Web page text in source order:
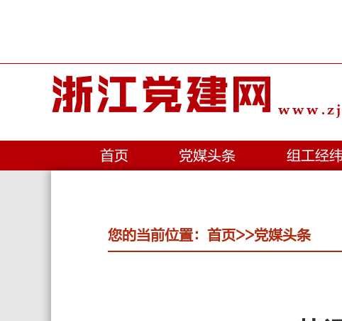
浙江党建网
首页 党媒头条 组工经纬
您的当前位置： 首页>>党媒头条